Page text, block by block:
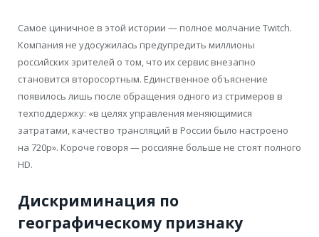
Самое циничное в этой истории — полное молчание Twitch.
Компания не удосужилась предупредить миллионы
российских зрителей о том, что их сервис внезапно
становится второсортным. Единственное объяснение
появилось лишь после обращения одного из стримеров в
техподдержку: «в целях управления меняющимися
затратами, качество трансляций в России было настроено
на 720p». Короче говоря — россияне больше не стоят полного
HD.
Дискриминация по
географическому признаку